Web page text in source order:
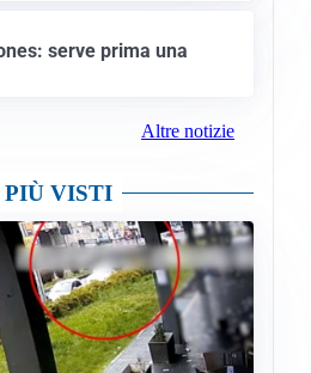
serve prima una
Altre notizie
VISTI